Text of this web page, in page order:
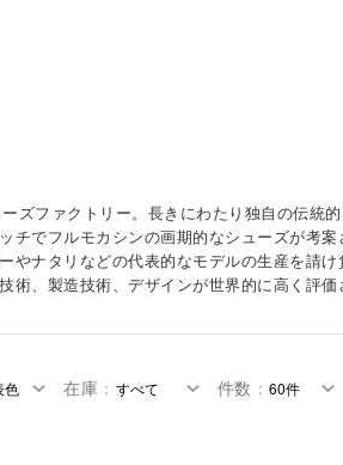
ズファクトリー。長きにわたり独自の伝統
チでフルモカシンの画期的なシューズが考
やナタリなどの代表的なモデルの生産を請
術、製造技術、デザインが世界的に高く評価
在庫 ： 件数 ：